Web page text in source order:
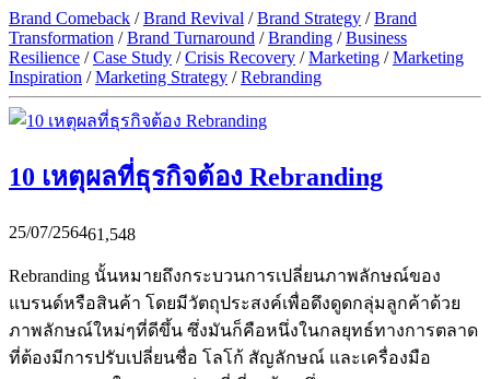
Brand Comeback /Brand Revival /Brand Strategy /Brand
Transformation /Brand Turnaround /Branding /Business
Resilience /Case Study /Crisis Recovery /Marketing /Marketing
Inspiration /Marketing Strategy /Rebranding
10 เหตุผลที่ธุรกิจต้อง Rebranding
25/07/256461,548
Rebranding นั้นหมายถึงกระบวนการเปลี่ยนภาพลักษณ์ของ
แบรนด์หรือสินค้า โดยมีวัตถุประสงค์เพื่อดึงดูดกลุ่มลูกค้าด้วย
ภาพลักษณ์ใหม่ๆที่ดีขึ้น ซึ่งมันก็คือหนึ่งในกลยุทธ์ทางการตลาด
ที่ต้องมีการปรับเปลี่ยนชื่อ โลโก้ สัญลักษณ์ และเครื่องมือ